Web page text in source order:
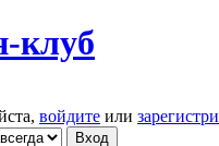
войдите или